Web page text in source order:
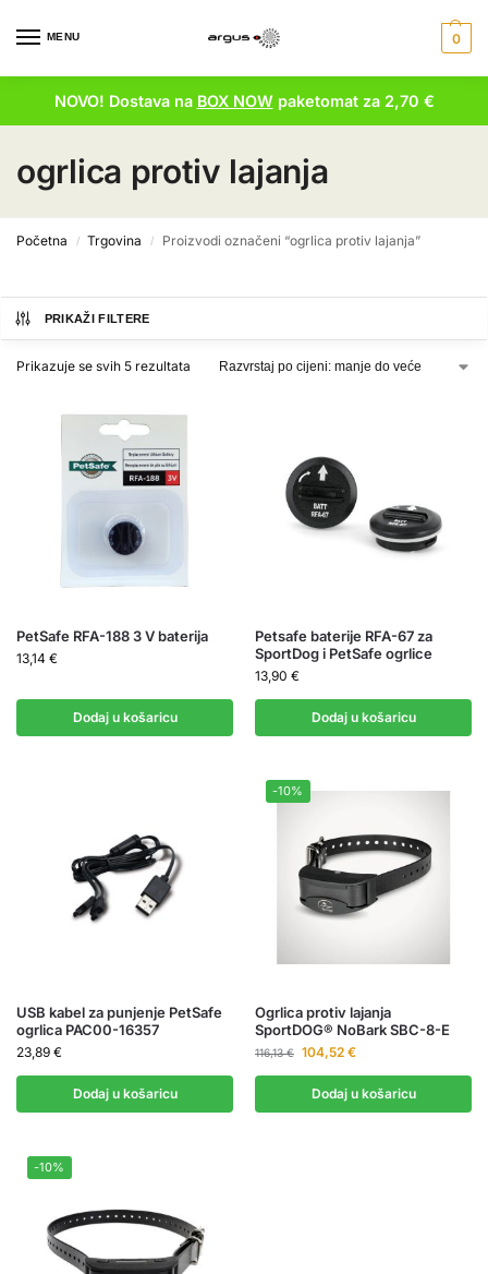
MENU 0
NOVO! Dostava na BOX NOWpaketomat za 2,70 €
ogrlica protiv lajanja
Početna / Trgovina / Proizvodi označeni “ogrlica protiv lajanja”
PRIKAŽI FILTERE
Prikazuje se svih 5 rezultata
PetSafe RFA-188 3 V baterija
13,14 €
Dodaj u košaricu
Petsafe baterije RFA-67 za
SportDog i PetSafe ogrlice
13,90 €
Dodaj u košaricu
USB kabel za punjenje PetSafe
ogrlica PAC00-16357
23,89 €
Dodaj u košaricu
-10%
Ogrlica protiv lajanja
SportDOG® NoBark SBC-8-E
116,13€ 104,52 €
Dodaj u košaricu
-10%